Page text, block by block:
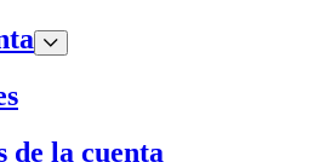
de la cuenta